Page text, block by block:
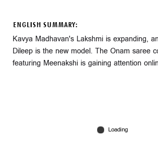
ENGLISH SUMMARY:
Kavya Madhavan's Lakshmi is expanding,
Dileep is the new model. The Onam saree
featuring Meenakshi is gaining attention